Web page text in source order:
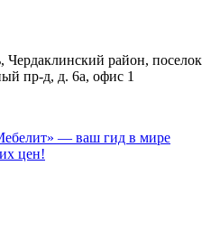
Чердаклинский район, поселок
пр-д, д. 6а, офис 1
— ваш гид в мире
цен!